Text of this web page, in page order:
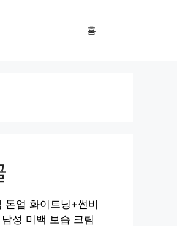
홈
톤업 화이트닝+썬비
성 미백 보습 크림